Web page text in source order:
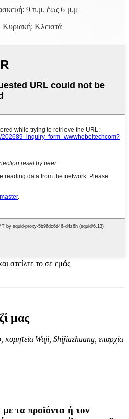
9 π.μ. έως 6 μ.μ
Κυριακή: Κλειστά
στείλτε το σε εμάς
μας
Wuji, Shijiazhuang, επαρχία
με τα προϊόντα ή τον